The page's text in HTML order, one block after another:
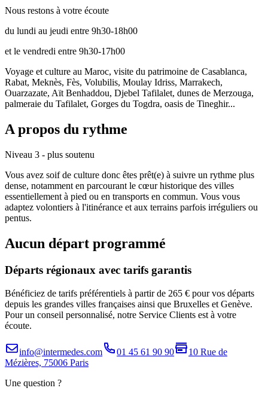
Nous restons à votre écoute
du lundi au jeudi entre 9h30-18h00
et le vendredi entre 9h30-17h00
Voyage et culture au Maroc, visite du patrimoine de Casablanca,
Rabat, Meknès, Fès, Volubilis, Moulay Idriss, Marrakech,
Ouarzazate, Aït Benhaddou, Djebel Tafilalet, dunes de Merzouga,
palmeraie du Tafilalet, Gorges du Togdra, oasis de Tineghir...
A propos du rythme
Niveau 3 - plus soutenu
Vous avez soif de culture donc êtes prêt(e) à suivre un rythme plus
dense, notamment en parcourant le cœur historique des villes
essentiellement à pied ou en transports en commun. Vous vous
adaptez volontiers à l'itinérance et aux terrains parfois irréguliers ou
pentus.
Aucun départ programmé
Départs régionaux avec tarifs garantis
Bénéficiez de tarifs préférentiels à partir de 265 € pour vos départs
depuis les grandes villes françaises ainsi que Bruxelles et Genève.
Pour un conseil personnalisé, notre Service Clients est à votre
écoute.
info@intermedes.com 01 45 61 90 90
10 Rue de
Mézières, 75006 Paris
Une question ?